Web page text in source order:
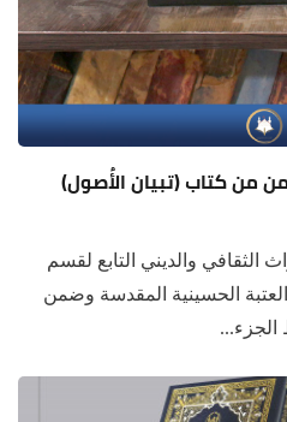
من كتاب (تبيان الأُصول)
الثقافي والديني التابع لقسم
الحسينية المقدسة وضمن
الجزء...